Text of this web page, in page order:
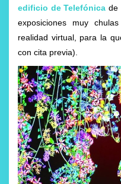
edificio de Telefónica de
exposiciones muy
realidad virtual, para la
con cita previa).